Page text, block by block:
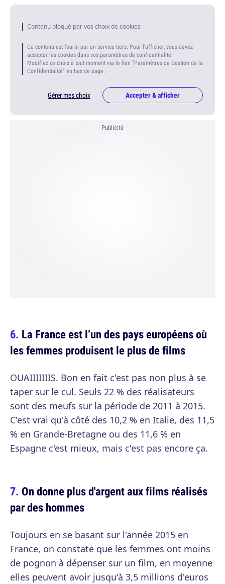
Contenu bloqué par vos choix de cookies
Ce contenu est fourni par un service tiers. Pour l'afficher, vous devez
accepter les cookies dans vos paramètres de confidentialité.
Modifiez ce choix à tout moment via le lien "Paramètres de Gestion de la
Confidentialité" en bas de page.
Gérer mes choix Accepter & afficher
Publicité
La France est l’un des pays européens où
les femmes produisent le plus de films
OUAIIIIIIIS. Bon en fait c'est pas non plus à se
taper sur le cul. Seuls 22 % des réalisateurs
sont des meufs sur la période de 2011 à 2015.
C'est vrai qu'à côté des 10,2 % en Italie, des 11,5
% en Grande-Bretagne ou des 11,6 % en
Espagne c'est mieux, mais c'est pas encore ça.
On donne plus d'argent aux films réalisés
par des hommes
Toujours en se basant sur l'année 2015 en
France, on constate que les femmes ont moins
de pognon à dépenser sur un film, en moyenne
elles peuvent avoir jusqu'à 3,5 millions d'euros